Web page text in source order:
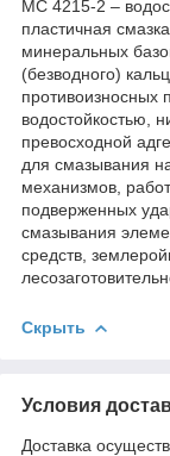
МС 4215-2 –
пластичная
минеральных
(безводного)
противоизносных
водостойкостью,
превосходной
для смазывания
механизмов,
подверженных
смазывания
средств,
Скрыть
Условия
Доставка